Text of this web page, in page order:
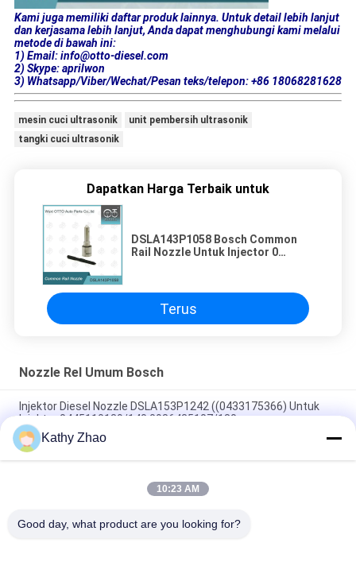
Kami juga memiliki daftar produk lainnya. Untuk detail lebih lanjut
dan kerjasama lebih lanjut, Anda dapat menghubungi kami melalui
metode di bawah ini:
1) Email: info@otto-diesel.com
2) Skype: aprilwon
3) Whatsapp/Viber/Wechat/Pesan teks/telepon: +86 18068281628
mesin cuci ultrasonik
unit pembersih ultrasonik
tangki cuci ultrasonik
Dapatkan Harga Terbaik untuk
DSLA143P1058 Bosch Common
Rail Nozzle Untuk Injector 0
Terus
Nozzle Rel Umum Bosch
Injektor Diesel Nozzle DSLA153P1242 ((0433175366) Untuk
Injektor 0445110139/140,0986435107/180
DLLA141P2146 Nozzle Injektor Common Rail Untuk Injektor
0445120134
DSLA150P1438 Nozzle Common Rail 0433175425 Untuk
Kathy Zhao
10:23 AM
Good day, what product are you looking for?